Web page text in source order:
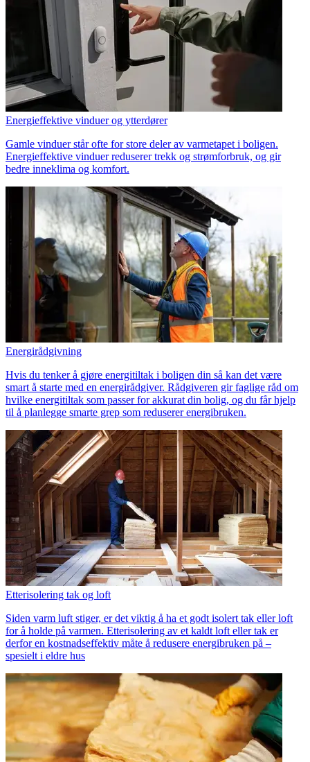
Energieffektive vinduer og ytterdører
Gamle vinduer står ofte for store deler av varmetapet i boligen.
Energieffektive vinduer reduserer trekk og strømforbruk, og gir
bedre inneklima og komfort.
Energirådgivning
Hvis du tenker å gjøre energitiltak i boligen din så kan det være
smart å starte med en energirådgiver. Rådgiveren gir faglige råd om
hvilke energitiltak som passer for akkurat din bolig, og du får hjelp
til å planlegge smarte grep som reduserer energibruken.
Etterisolering tak og loft
Siden varm luft stiger, er det viktig å ha et godt isolert tak eller loft
for å holde på varmen. Etterisolering av et kaldt loft eller tak er
derfor en kostnadseffektiv måte å redusere energibruken på –
spesielt i eldre hus